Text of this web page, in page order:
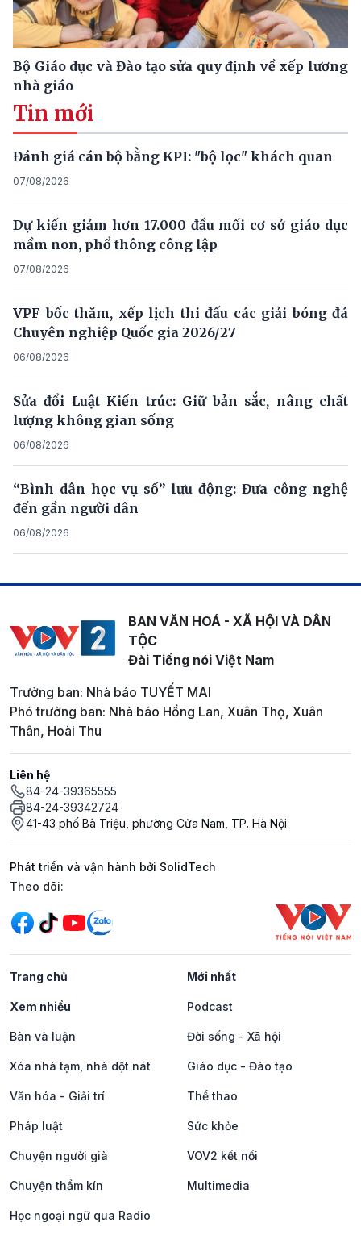
Bộ Giáo dục và Đào tạo sửa quy định về xếp lương
nhà giáo
Tin mới
Đánh giá cán bộ bằng KPI: "bộ lọc" khách quan
07/08/2026
Dự kiến giảm hơn 17.000 đầu mối cơ sở giáo dục
mầm non, phổ thông công lập
07/08/2026
VPF bốc thăm, xếp lịch thi đấu các giải bóng đá
Chuyên nghiệp Quốc gia 2026/27
06/08/2026
Sửa đổi Luật Kiến trúc: Giữ bản sắc, nâng chất
lượng không gian sống
06/08/2026
“Bình dân học vụ số” lưu động: Đưa công nghệ
đến gần người dân
06/08/2026
BAN VĂN HOÁ - XÃ HỘI VÀ DÂN
TỘC
Đài Tiếng nói Việt Nam
Trưởng ban: Nhà báo TUYẾT MAI
Phó trưởng ban: Nhà báo Hồng Lan, Xuân Thọ, Xuân
Thân, Hoài Thu
Liên hệ
84-24-39365555
84-24-39342724
41-43 phố Bà Triệu, phường Cửa Nam, TP. Hà Nội
Phát triển và vận hành bởi SolidTech
Mạng xã hội
Theo dõi:
Trang chủ Mới nhất
Xem nhiều Podcast
Bàn và luận Đời sống - Xã hội
Xóa nhà tạm, nhà dột nát Giáo dục - Đào tạo
Văn hóa - Giải trí Thể thao
Pháp luật Sức khỏe
Chuyện người già VOV2 kết nối
Chuyện thầm kín Multimedia
Học ngoại ngữ qua Radio